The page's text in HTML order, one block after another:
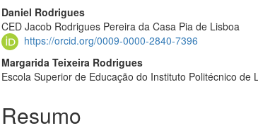
Daniel Rodrigues
CED Jacob Rodrigues Pereira da Casa Pia de Lisboa
https://orcid.org/0009-0000-2840-7396
Margarida Teixeira Rodrigues
Escola Superior de Educação do Instituto Politécnico de
Resumo